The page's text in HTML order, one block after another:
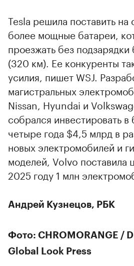
Tesla решила поставить
более мощные батареи,
проезжать без
(320 км). Ее конкуренты
усилия, пишет WSJ.
магистральных
Nissan, Hyundai и
собрался инвестировать
четыре года $4,5 млрд в
новых электромобилей и
моделей, Volvo поставила
2025 году 1 млн
Андрей Кузнецов, РБК
Фото: CHROMORANGE /
Global Look Press